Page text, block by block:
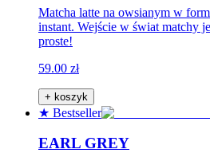
Matcha latte na owsianym w
instant. Wejście w świat matchy
proste!
59.00 zł
+ koszyk
★ Bestseller
EARL GREY